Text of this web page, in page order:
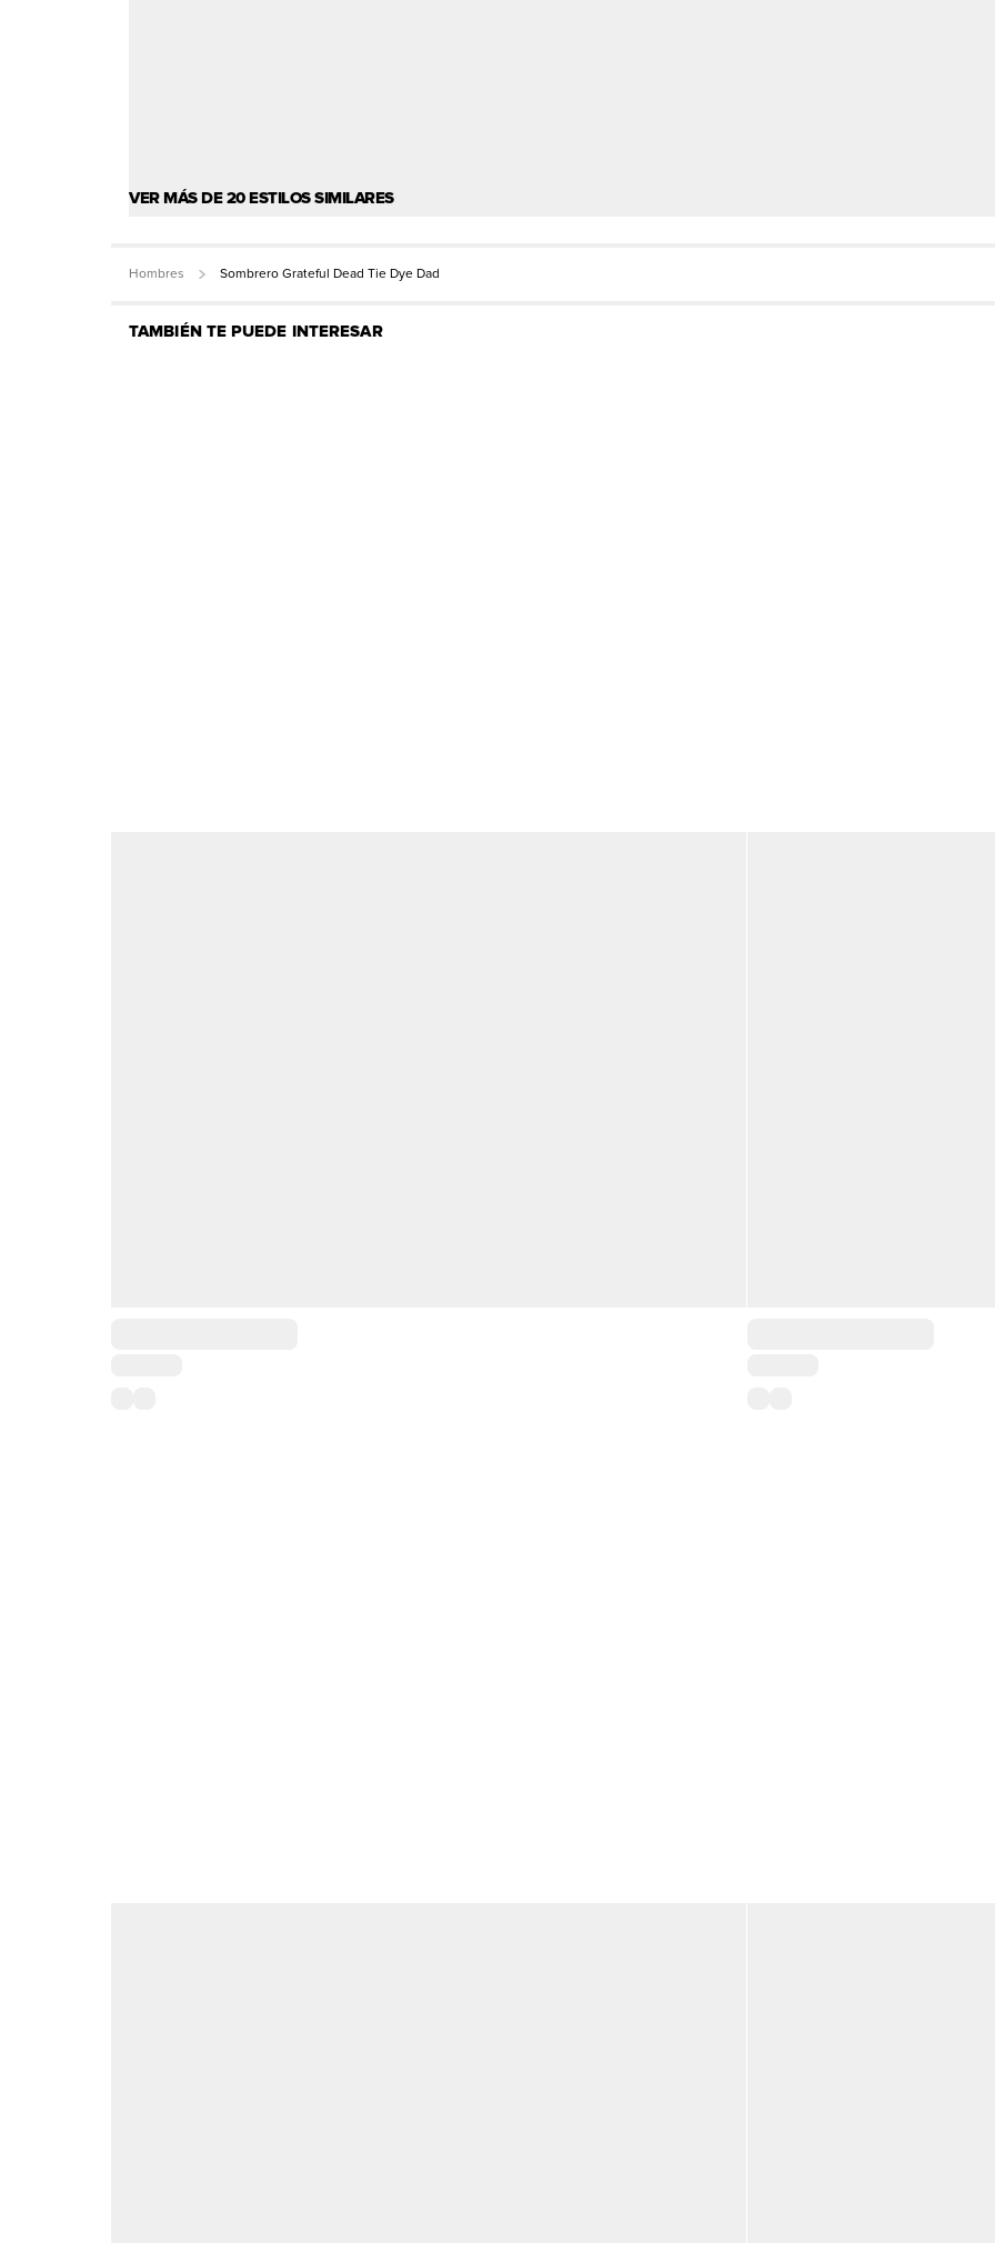
VER MÁS DE 20 ESTILOS SIMILARES
Hombres Sombrero Grateful Dead Tie Dye Dad
TAMBIÉN TE PUEDE INTERESAR